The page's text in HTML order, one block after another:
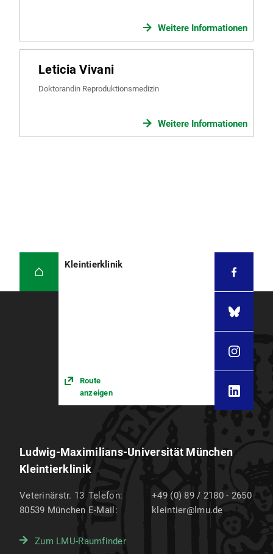
Weitere Informationen
Leticia Vivani
Doktorandin Reproduktionsmedizin
Weitere Informationen
Kleintierklinik
Route
anzeigen
Ludwig-Maximilians-Universität München
Kleintierklinik
Veterinärstr. 13
80539 München
Telefon:
+49 (0) 89 / 2180 - 2650
E-Mail:
kleintier@lmu.de
Zum LMU-Raumfinder